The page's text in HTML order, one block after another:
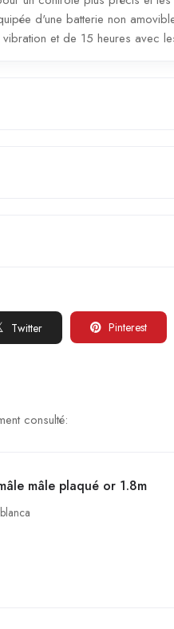
d'une batterie non
et de 15 heures avec
Twitter Pinterest
consulté:
mâle plaqué or 1.8m